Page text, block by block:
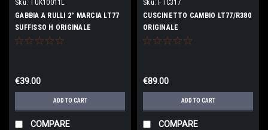
Sku: TUK10011L
GABBIA A RULLI 2° MARCIA LT77
SUFFISSO H ORIGINALE
€39.00
ADD TO CART
COMPARE
Sku: FTC317
CUSCINETTO CAMBIO LT77/R380
ORIGINALE
€89.00
ADD TO CART
COMPARE